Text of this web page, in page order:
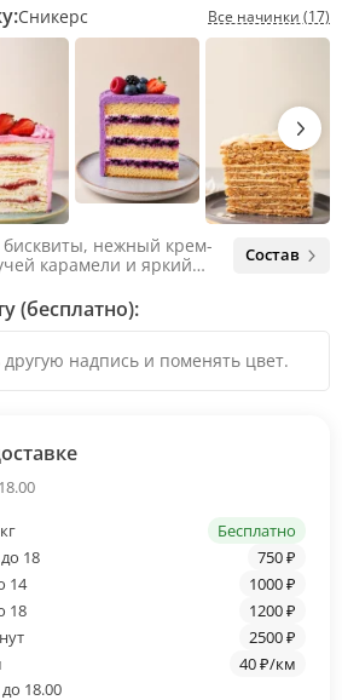
Сникерс Все начинки (17)
нежный крем-
карамели и яркий
карамели, не
остаться
Состав
(бесплатно):
Бесплатно
18
750 ₽
14
1000 ₽
18
1200 ₽
2500 ₽
40 ₽/км
18.00